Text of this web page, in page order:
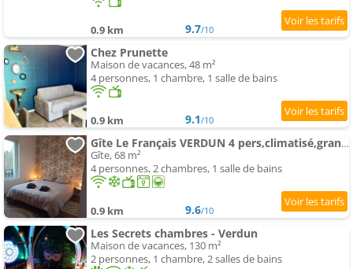
0.9 km 9.7/10
Chez Prunette
Maison de vacances, 48 m²
4 personnes, 1 chambre, 1 salle de bains
0.9 km 9.1/10
Gîte Le Français VERDUN 4 pers,climatisé,grand garage,jardin
Gîte, 68 m²
4 personnes, 2 chambres, 1 salle de bains
0.9 km 9.6/10
Les Secrets chambres - Verdun
Maison de vacances, 130 m²
2 personnes, 1 chambre, 2 salles de bains